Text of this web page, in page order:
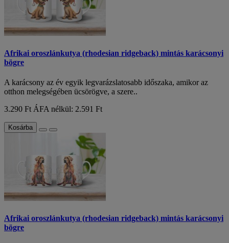
Afrikai oroszlánkutya (rhodesian ridgeback) mintás karácsonyi
bögre
A karácsony az év egyik legvarázslatosabb időszaka, amikor az
otthon melegségében ücsörögve, a szere..
3.290 Ft ÁFA nélkül: 2.591 Ft
Kosárba
Afrikai oroszlánkutya (rhodesian ridgeback) mintás karácsonyi
bögre